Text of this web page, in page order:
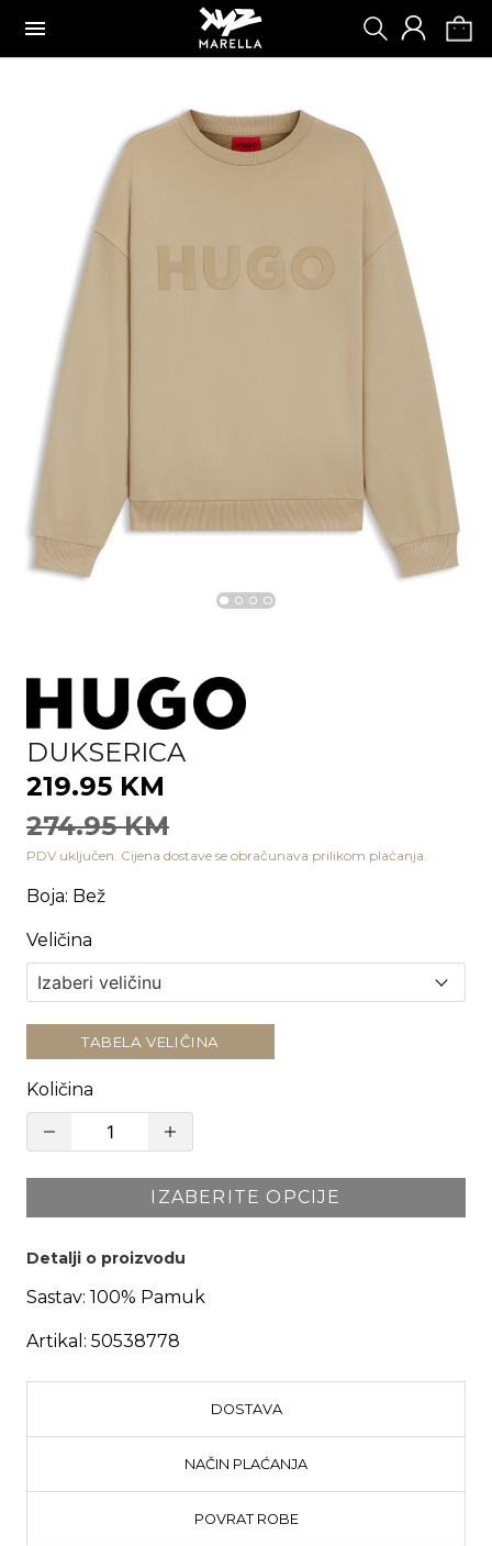
DUKSERICA
219.95 KM
274.95 KM
PDV uključen. Cijena dostave se obračunava prilikom plaćanja.
Boja: Bež
Veličina
TABELA VELIČINA
Količina
IZABERITE OPCIJE
Detalji o proizvodu
Sastav: 100% Pamuk
Artikal: 50538778
DOSTAVA
NAČIN PLAĆANJA
POVRAT ROBE